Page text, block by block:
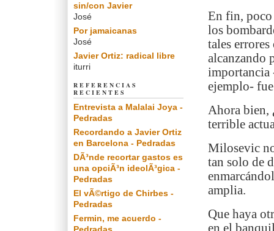
En fin, poco
los
tales errores
alcanzando
importancia
ejemplo-
Ahora bien,
terrible
Milosevic
tan solo de
amplia.
Que haya
en el
sin/con Javier
José
Por jamaicanas
José
Javier Ortiz: radical libre
iturri
REFERENCIAS
RECIENTES
Entrevista a Malalai Joya -
Pedradas
Recordando a Javier Ortiz
en Barcelona - Pedradas
DÃ³nde recortar gastos es
una opciÃ³n ideolÃ³gica -
Pedradas
El vÃ©rtigo de Chirbes -
Pedradas
Fermin, me acuerdo -